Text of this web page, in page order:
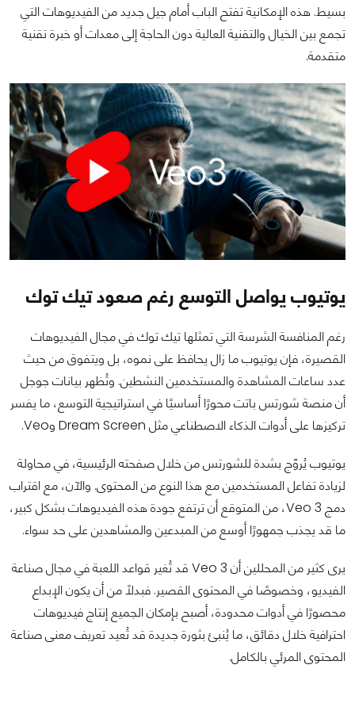
بسيط. هذه الإمكانية تفتح الباب أمام جيل جديد من الفيديوهات التي
تجمع بين الخيال والتقنية العالية دون الحاجة إلى معدات أو خبرة تقنية
متقدمة.
يوتيوب يواصل التوسع رغم صعود تيك توك
رغم المنافسة الشرسة التي تمثلها تيك توك في مجال الفيديوهات
القصيرة، فإن يوتيوب ما زال يحافظ على نموه، بل ويتفوق من حيث
عدد ساعات المشاهدة والمستخدمين النشطين. وتُظهر بيانات جوجل
أن منصة شورتس باتت محورًا أساسيًا في استراتيجية التوسع، ما يفسر
تركيزها على أدوات الذكاء الاصطناعي مثل Dream Screen وVeo.
يوتيوب يُروّج بشدة للشورتس من خلال صفحته الرئيسية، في محاولة
لزيادة تفاعل المستخدمين مع هذا النوع من المحتوى. والآن، مع اقتراب
دمج Veo 3، من المتوقع أن ترتفع جودة هذه الفيديوهات بشكل كبير،
ما قد يجذب جمهورًا أوسع من المبدعين والمشاهدين على حد سواء.
يرى كثير من المحللين أن Veo 3 قد تُغير قواعد اللعبة في مجال صناعة
الفيديو، وخصوصًا في المحتوى القصير. فبدلاً من أن يكون الإبداع
محصورًا في أدوات محدودة، أصبح بإمكان الجميع إنتاج فيديوهات
احترافية خلال دقائق، ما يُنبئ بثورة جديدة قد تُعيد تعريف معنى صناعة
المحتوى المرئي بالكامل.